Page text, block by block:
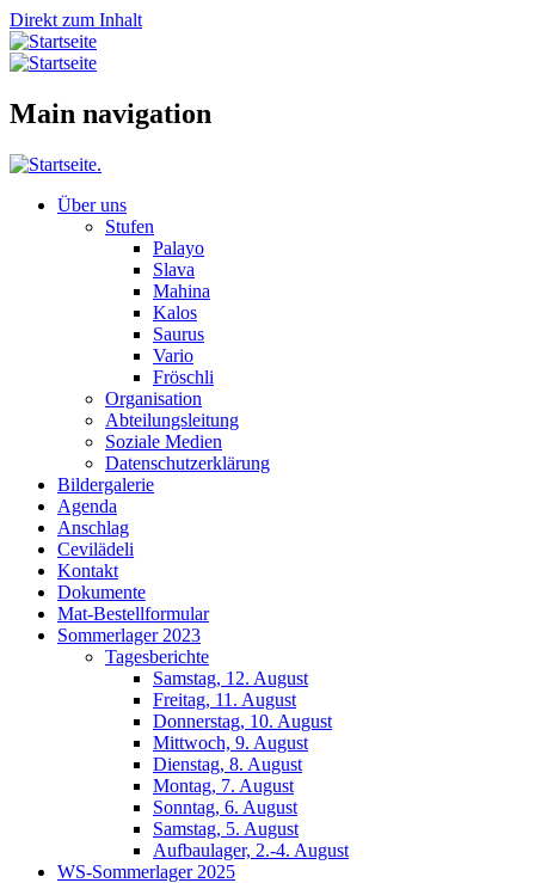
Direkt zum Inhalt
Main navigation
Über uns
Stufen
Palayo
Slava
Mahina
Kalos
Saurus
Vario
Fröschli
Organisation
Abteilungsleitung
Soziale Medien
Datenschutzerklärung
Bildergalerie
Agenda
Anschlag
Cevilädeli
Kontakt
Dokumente
Mat-Bestellformular
Sommerlager 2023
Tagesberichte
Samstag, 12. August
Freitag, 11. August
Donnerstag, 10. August
Mittwoch, 9. August
Dienstag, 8. August
Montag, 7. August
Sonntag, 6. August
Samstag, 5. August
Aufbaulager, 2.-4. August
WS-Sommerlager 2025